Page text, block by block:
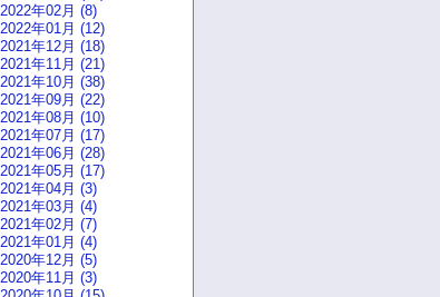
2022年02月 (8)
2022年01月 (12)
2021年12月 (18)
2021年11月 (21)
2021年10月 (38)
2021年09月 (22)
2021年08月 (10)
2021年07月 (17)
2021年06月 (28)
2021年05月 (17)
2021年04月 (3)
2021年03月 (4)
2021年02月 (7)
2021年01月 (4)
2020年12月 (5)
2020年11月 (3)